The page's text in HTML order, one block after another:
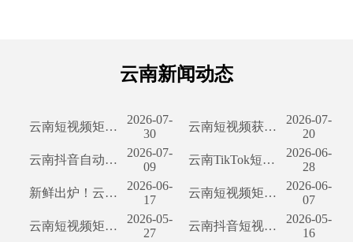
云南新闻动态
云南短视频矩阵开发源码：为你打造出色的视频分享平台 随着互联网的快速发展和智能手机的普及，短视频平台成为了人们日常生活中必不可少的娱乐方式。无论是记录精彩瞬间，分享生活琐事，还是寻找创意灵感，短视频已经融入了我们的日常生活。而云南短视频矩阵开发源码则是为了让您能够搭建出一流的短视频分享平台而存在。 云南短视频矩阵开发源码是一项领先的技术，旨在为用户提供一个功能完善、体验一流的短视频平台。不同于其他传统的短视频平台，云南短视频矩阵开发源码不仅提供了基本的上传、编辑和分享功能，还通过智能推荐算法和强大的搜
2026-07-
30
云南短视频获客软件开发：创新推动线上营销潮流 云南短视频获客软件开发正成为许多企业推动线上营销潮流的重要工具。随着互联网技术的不断革新和发展，传统的营销方式已逐渐无法满足企业对于客户获得和转化的需求。在这个数字化时代，借助短视频平台进行产品宣传、品牌推广和用户获客已成为一种富有前瞻性的选择。 云南作为中国西南的一颗明珠，拥有得天独厚的自然景观和丰富的人文资源。然而，要将这些优势转化为可持续发展的商机，企业必须跟上时代的步伐，使用当下最流行的互联网工具。云南短视频获客软件开发应运而生，它通过创新的技术手
2026-07-
20
云南抖音自动营销脚本开发：提升抖音营销利器 近年来，抖音已成为全球范围内最受欢迎的社交媒体平台之一。作为一个拥有数以亿计用户的平台，抖音为企业和个人提供了一个无限商机的舞台。然而，随着用户数量的增加，竞争也变得异常激烈。因此，云南抖音自动营销脚本开发成为了一个备受关注的话题。 云南抖音自动营销脚本开发有助于企业或个人优化其在抖音平台上的推广方式。这些脚本利用智能算法和数据分析，帮助用户更好地了解目标受众和市场趋势，从而实现精准营销。下面我们来探讨一下云南抖音自动营销脚本开发的几个关键优势。 首先，云
2026-07-
09
云南TikTok短视频矩阵开发——探索新媒体时代的创意宣传方式 在当今数字化社会，随着智能手机的普及和网络速度的提升，短视频已成为人们获取信息和娱乐的重要方式之一。而TikTok作为全球范围内最受欢迎的短视频分享平台之一，其用户群体日益壮大。云南，作为中国西南地区的旅游热点，也面临着如何利用短视频平台进行创意宣传的问题。本文将探讨云南TikTok短视频矩阵开发，带来新媒体时代的创新宣传方式。
2026-06-
28
新鲜出炉！云南抖音营销拓客软件开发，让你拓展商机！ 云南能源旅游公司，凭借多年的行业经验和对市场的深度洞察，精心打造了一款名为“云南抖音营销拓客软件”的全新利器！这款软件将帮助您快速拓展市场，吸引更多潜在客户，并提升您的品牌知名度。 随着科技的飞速发展，抖音已经成为了全球最火爆的短视频平台之一。每天亿万用户在这里共享生活的点滴，寻找独特的创意和精彩的内容。而我们的“云南抖音营销拓客软件”将帮助您将这个庞大的用户群体转化为您的潜在客户。 该软件具备一系列强大的功能，可以将您的产品或服务以独特的方式展现
2026-06-
17
云南短视频矩阵营销开发：如何利用视觉创意走向成功 云南短视频矩阵营销开发已成为当今数字营销领域的一种创新方式。借助互联网技术的不断进步和智能设备的普及，短视频平台如今已成为人们获取信息和娱乐消遣的主要渠道之一。云南作为中国最独特的旅游目的地之一，短视频矩阵营销对于该地区的旅游行业来说，具有巨大的潜力和机遇。 首先，云南作为一个充满自然美景和多元文化的地区，为短视频内容提供了丰富的资源。从昆明的翠湖到大理的洱海，从丽江的古城到香格里拉的蓝天白云，这里的美景无疑能够吸引大量网友的目光。通过在这些景点拍摄并
2026-06-
07
云南短视频矩阵开发：探索新媒体时代的互动体验 在新媒体时代，短视频已经成为人们生活中不可或缺的一部分。云南短视频矩阵开发正是基于这一潮流，致力于为用户带来更加丰富多样的互动体验。通过整合当地的优质资源和技术能力，云南短视频矩阵开发已经在市场上取得了显著的成功。 云南作为中国西南地区的重要省份，拥有得天独厚的自然风景和丰富的人文资源。云南短视频矩阵开发充分利用这些资源，通过创新的技术手段和高质量的内容制作，为用户提供了一个独特的观赏平台。无论是山水之美还是各具特色的少数民族文化，云南短视频矩阵开发都能带
2026-05-
27
云南抖音短视频矩阵开发：探索创新的视频内容平台 随着互联网的快速发展，视频已成为人们获取信息和娱乐的重要方式之一。而短视频平台更是在年轻群体中迅速流行，并成为了创作者们展示才华和赢得关注的热门平台之一。抖音作为国内最具影响力的短视频平台之一，不断创新和发展，为用户带来了无数精彩的视频内容。而在云南地区，抖音短视频矩阵开发的发展也迎来了新的机遇。 云南，这片美丽而多样的土地，以其壮丽的自然风光、丰富的民俗文化和多元的地域特色吸引了无数游客的目光。在这样的背景下，云南的创作者们积极融入到抖音短视频矩阵开发
2026-05-
16